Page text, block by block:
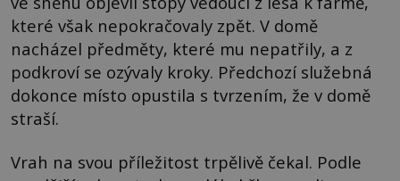
které však nepokračovaly zpět. V domě
nacházel předměty, které mu nepatřily, a z
podkroví se ozývaly kroky. Předchozí služebná
dokonce místo opustila s tvrzením, že v domě
straší.
Vrah na svou příležitost trpělivě čekal. Podle